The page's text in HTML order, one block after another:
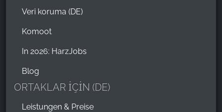
Veri koruma (DE)
Komoot
In 2026: HarzJobs
Blog
ORTAKLAR İÇİN (DE)
Leistungen & Preise